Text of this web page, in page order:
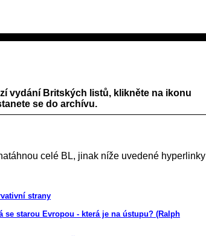
vydání Britských listů, klikněte na ikonu
se do archívu.
celé BL, jinak níže uvedené hyperlinky
strany
se starou Evropou - která je na ústupu? (Ralph